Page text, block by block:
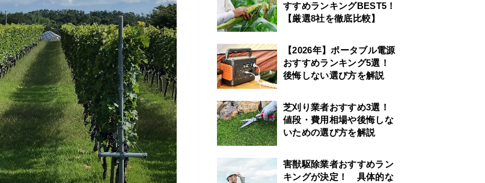
すすめランキングBEST5！
【厳選8社を徹底比較】
【2026年】ポータブル電源
おすすめランキング5選！
後悔しない選び方を解説
芝刈り業者おすすめ3選！
値段・費用相場や後悔しな
いための選び方を解説
害獣駆除業者おすすめラン
キングが決定！ 具体的な